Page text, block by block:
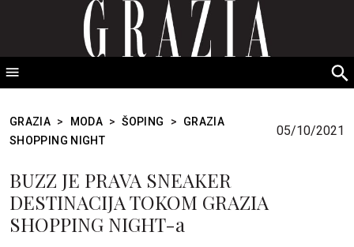
GRAZIA Srbija
GRAZIA > MODA > ŠOPING >
GRAZIA
SHOPPING NIGHT
05/10/2021
BUZZ JE PRAVA SNEAKER
DESTINACIJA TOKOM GRAZIA
SHOPPING NIGHT-a